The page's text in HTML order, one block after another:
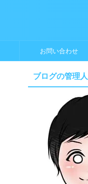
お問い合わせ
ブログの管理人